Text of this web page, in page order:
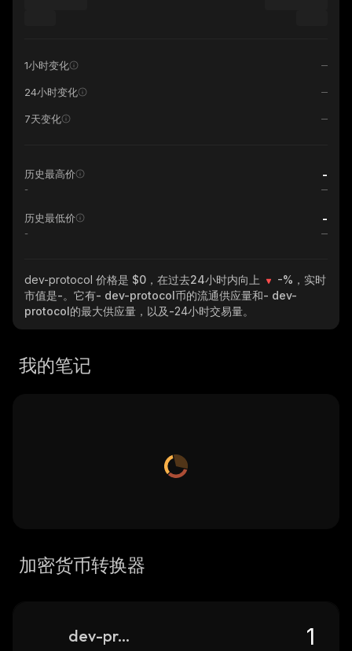
1小时变化
24小时变化
7天变化
历史最高价 -
-
历史最低价 -
-
dev-protocol 价格是 $0，在过去24小时内向上 -% ，实时
市值是-。它有- dev-protocol币的流通供应量和- dev-
protocol的最大供应量，以及-24小时交易量。
我的笔记
加密货币转换器
dev-protocol